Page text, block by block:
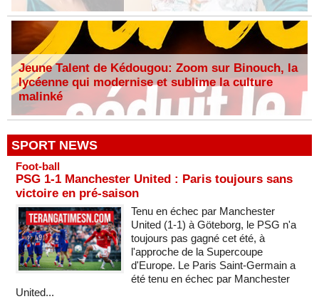
Jeune Talent de Kédougou: Zoom sur Binouch, la
lycéenne qui modernise et sublime la culture
malinké
SPORT NEWS
Foot-ball
PSG 1-1 Manchester United : Paris toujours sans
victoire en pré-saison
Tenu en échec par Manchester
United (1-1) à Göteborg, le PSG n'a
toujours pas gagné cet été, à
l'approche de la Supercoupe
d'Europe. Le Paris Saint-Germain a
été tenu en échec par Manchester
United...